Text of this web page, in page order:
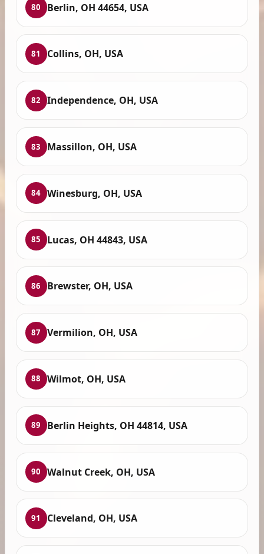
80 Berlin, OH 44654, USA
81 Collins, OH, USA
82 Independence, OH, USA
83 Massillon, OH, USA
84 Winesburg, OH, USA
85 Lucas, OH 44843, USA
86 Brewster, OH, USA
87 Vermilion, OH, USA
88 Wilmot, OH, USA
89 Berlin Heights, OH 44814, USA
90 Walnut Creek, OH, USA
91 Cleveland, OH, USA